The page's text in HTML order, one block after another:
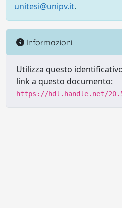
unitesi@unipv.it.
Informazioni
Utilizza questo
link a questo documento:
https://hdl.handle.net/